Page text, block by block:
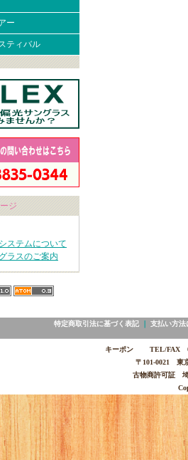
ー
ティバル
ジ
ステムについて
ラスのご案内
特定商取引法に基づく表記｜ 支払い方法
キーポン TEL/FAX
〒101-0021 東
古物商許可証